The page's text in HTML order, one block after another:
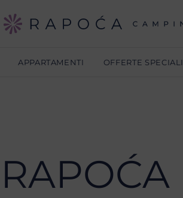
APPARTAMENTI OFFERTE SPECIALI